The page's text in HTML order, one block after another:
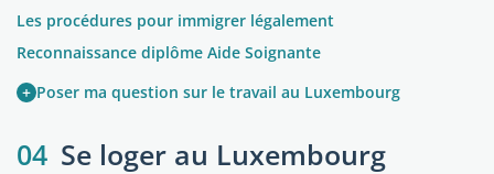
Les procédures pour immigrer légalement
Reconnaissance diplôme Aide Soignante
+ Poser ma question sur le travail au Luxembourg
04 Se loger au Luxembourg